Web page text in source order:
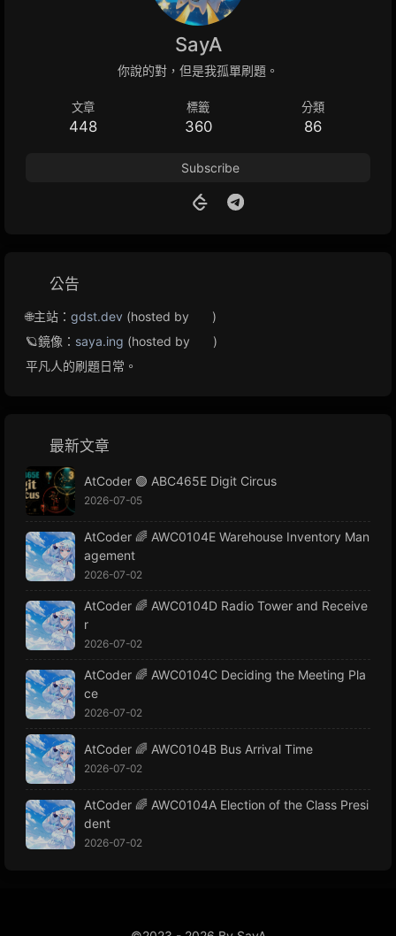
SayA
你說的對，但是我孤單刷題。
文章
448
標籤
360
分類
86
Subscribe
公告
🌐主站： gdst.dev (hosted by
)
🪐鏡像： saya.ing (hosted by
)
平凡人的刷題日常。
最新文章
AtCoder 🟢 ABC465E Digit Circus
2026-07-05
AtCoder 🌈 AWC0104E Warehouse Inventory Man
agement
2026-07-02
AtCoder 🌈 AWC0104D Radio Tower and Receive
r
2026-07-02
AtCoder 🌈 AWC0104C Deciding the Meeting Pla
ce
2026-07-02
AtCoder 🌈 AWC0104B Bus Arrival Time
2026-07-02
AtCoder 🌈 AWC0104A Election of the Class Presi
dent
2026-07-02